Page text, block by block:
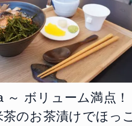
～ ボリューム満点！
のお茶漬けでほっこ